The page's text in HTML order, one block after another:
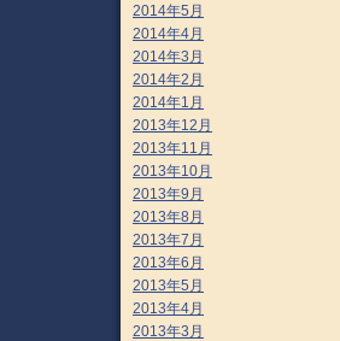
2014年5月
2014年4月
2014年3月
2014年2月
2014年1月
2013年12月
2013年11月
2013年10月
2013年9月
2013年8月
2013年7月
2013年6月
2013年5月
2013年4月
2013年3月